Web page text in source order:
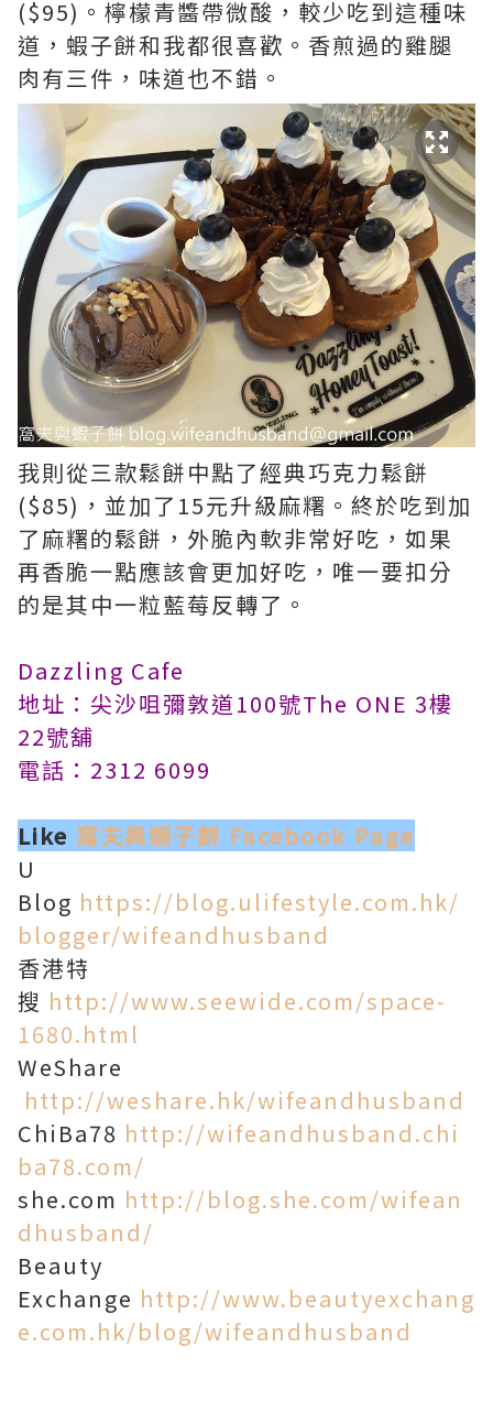
($95)。檸檬青醬帶微酸，較少吃到這種味
道，蝦子餅和我都很喜歡。香煎過的雞腿
肉有三件，味道也不錯。
我則從三款鬆餅中點了經典巧克力鬆餅
($85)，並加了15元升級麻糬。終於吃到加
了麻糬的鬆餅，外脆內軟非常好吃，如果
再香脆一點應該會更加好吃，唯一要扣分
的是其中一粒藍莓反轉了。
Dazzling Cafe
地址：尖沙咀彌敦道100號The ONE 3樓
22號舖
電話：2312 6099
Like 窩夫與蝦子餅 Facebook Page
U
Blog https://blog.ulifestyle.com.hk/
blogger/wifeandhusband
香港特
搜 http://www.seewide.com/space-
1680.html
WeShare
http://weshare.hk/wifeandhusband
ChiBa78 http://wifeandhusband.chi
ba78.com/
she.com http://blog.she.com/wifean
dhusband/
Beauty
Exchange http://www.beautyexchang
e.com.hk/blog/wifeandhusband